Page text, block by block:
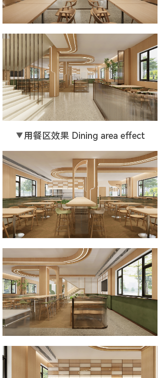
▼用餐区效果 Dining area effect